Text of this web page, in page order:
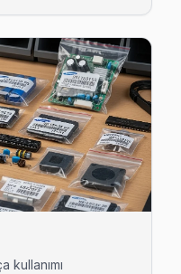
servisinde şeffaf
Servis Hizmet
gelen Avox TV tamir servisi
kullanımı